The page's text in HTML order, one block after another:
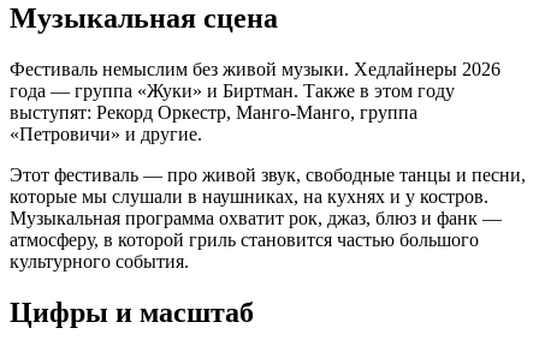
Музыкальная сцена
Фестиваль немыслим без живой музыки. Хедлайнеры 2026
года — группа «Жуки» и Биртман. Также в этом году
выступят: Рекорд Оркестр, Манго-Манго, группа
«Петровичи» и другие.
Этот фестиваль — про живой звук, свободные танцы и песни,
которые мы слушали в наушниках, на кухнях и у костров.
Музыкальная программа охватит рок, джаз, блюз и фанк —
атмосферу, в которой гриль становится частью большого
культурного события.
Цифры и масштаб